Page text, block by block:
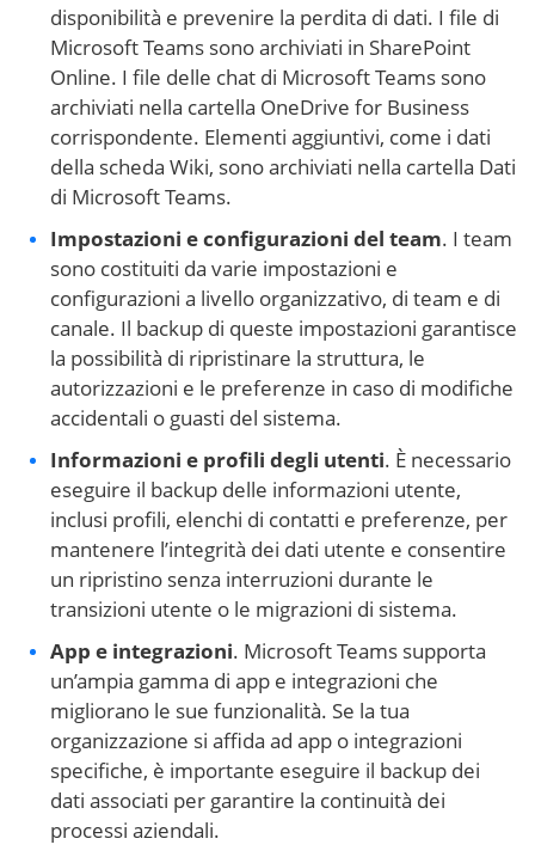
disponibilità e prevenire la perdita di dati. I file di
Microsoft Teams sono archiviati in SharePoint
Online. I file delle chat di Microsoft Teams sono
archiviati nella cartella OneDrive for Business
corrispondente. Elementi aggiuntivi, come i dati
della scheda Wiki, sono archiviati nella cartella Dati
di Microsoft Teams.
Impostazioni e configurazioni del team. I team
sono costituiti da varie impostazioni e
configurazioni a livello organizzativo, di team e di
canale. Il backup di queste impostazioni garantisce
la possibilità di ripristinare la struttura, le
autorizzazioni e le preferenze in caso di modifiche
accidentali o guasti del sistema.
Informazioni e profili degli utenti. È necessario
eseguire il backup delle informazioni utente,
inclusi profili, elenchi di contatti e preferenze, per
mantenere l’integrità dei dati utente e consentire
un ripristino senza interruzioni durante le
transizioni utente o le migrazioni di sistema.
App e integrazioni. Microsoft Teams supporta
un’ampia gamma di app e integrazioni che
migliorano le sue funzionalità. Se la tua
organizzazione si affida ad app o integrazioni
specifiche, è importante eseguire il backup dei
dati associati per garantire la continuità dei
processi aziendali.